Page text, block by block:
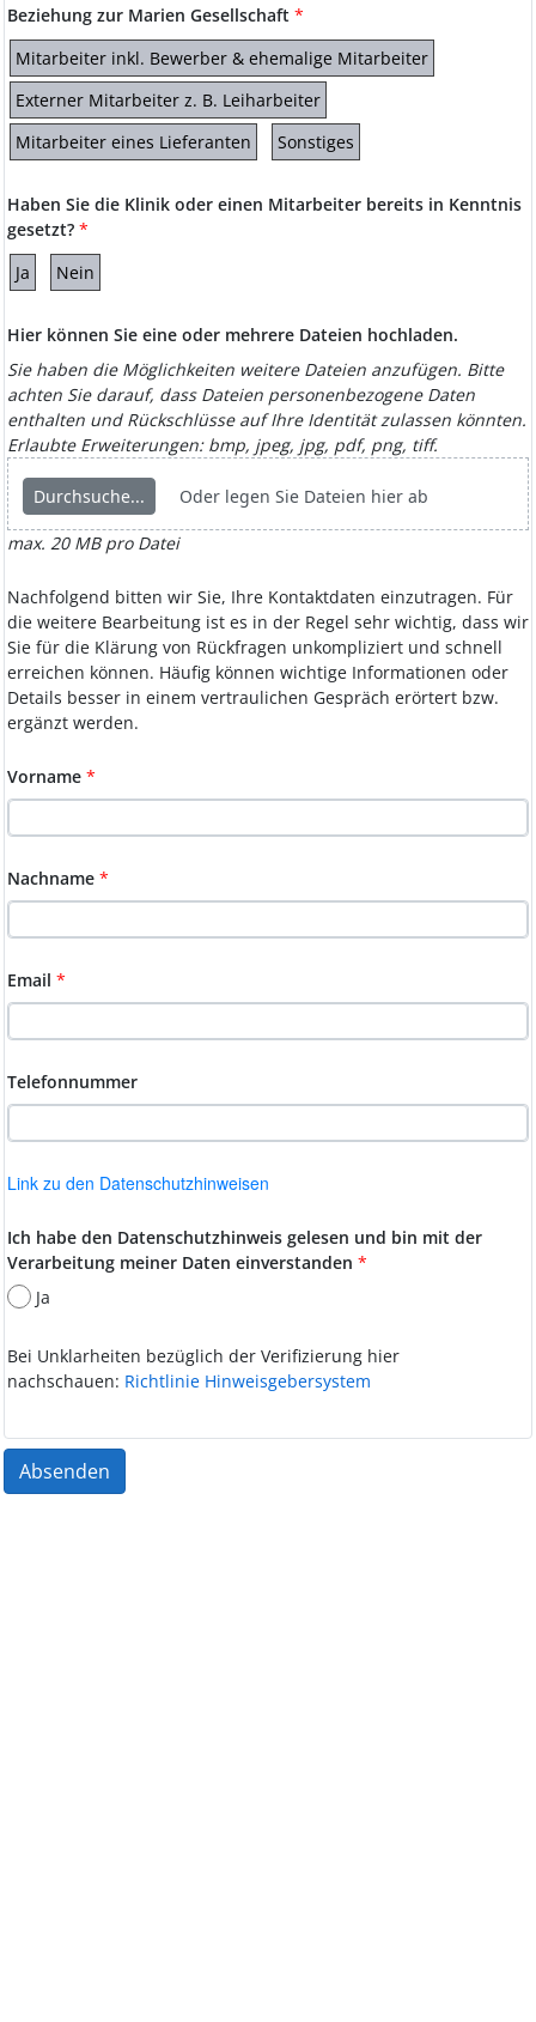
Beziehung zur Marien Gesellschaft *
Mitarbeiter inkl. Bewerber & ehemalige Mitarbeiter
Externer Mitarbeiter z. B. Leiharbeiter
Mitarbeiter eines Lieferanten
Sonstiges
Haben Sie die Klinik oder einen Mitarbeiter bereits in Kenntnis
gesetzt? *
Ja
Nein
Hier können Sie eine oder mehrere Dateien hochladen.
Sie haben die Möglichkeiten weitere Dateien anzufügen. Bitte
achten Sie darauf, dass Dateien personenbezogene Daten
enthalten und Rückschlüsse auf Ihre Identität zulassen könnten.
Erlaubte Erweiterungen: bmp, jpeg, jpg, pdf, png, tiff.
Durchsuche... Oder legen Sie Dateien hier ab
max. 20 MB pro Datei
Nachfolgend bitten wir Sie, Ihre Kontaktdaten einzutragen. Für
die weitere Bearbeitung ist es in der Regel sehr wichtig, dass wir
Sie für die Klärung von Rückfragen unkompliziert und schnell
erreichen können. Häufig können wichtige Informationen oder
Details besser in einem vertraulichen Gespräch erörtert bzw.
ergänzt werden.
Vorname *
Nachname *
Email *
Telefonnummer
Link zu den Datenschutzhinweisen
Ich habe den Datenschutzhinweis gelesen und bin mit der
Verarbeitung meiner Daten einverstanden *
Ja
Bei Unklarheiten bezüglich der Verifizierung hier
nachschauen: Richtlinie Hinweisgebersystem
Absenden